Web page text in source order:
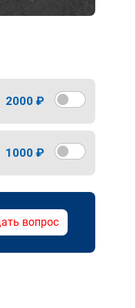
2000 ₽
1000 ₽
вопрос